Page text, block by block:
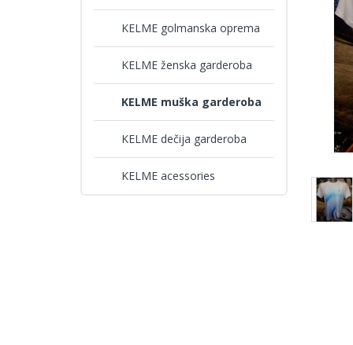
KELME golmanska oprema
KELME ženska garderoba
KELME muška garderoba
KELME dečija garderoba
KELME acessories